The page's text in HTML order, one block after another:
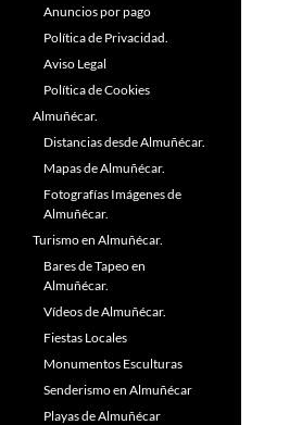
Anuncios por pago
Política de Privacidad.
Aviso Legal
Política de Cookies
Almuñécar.
Distancias desde Almuñécar.
Mapas de Almuñécar.
Fotografías Imágenes de
Almuñécar.
Turismo en Almuñécar.
Bares de Tapeo en
Almuñécar.
Vídeos de Almuñécar.
Fiestas Locales
Monumentos Esculturas
Senderismo en Almuñécar
Playas de Almuñécar